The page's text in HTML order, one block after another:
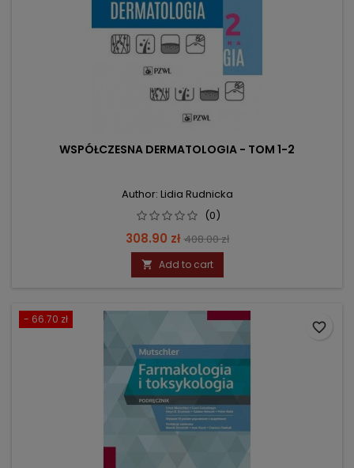
WSPÓŁCZESNA DERMATOLOGIA - TOM 1-2
Author: Lidia Rudnicka
(0)
Price
308.90 zł Regular
price
408.00 zł
 Add to cart
- 66.70 zł
favorite_border